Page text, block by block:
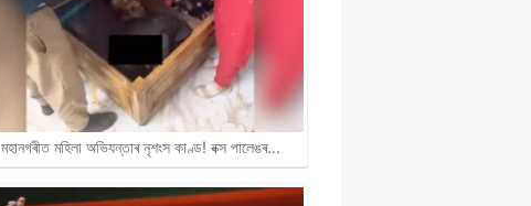
মহানগৰীত মহিলা অভিযন্তাৰ নৃশংস কাণ্ড! বক্স পালেঙৰ…